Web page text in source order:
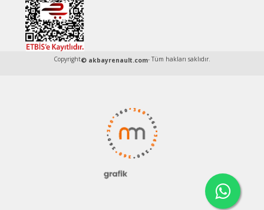
Copyright© akbayrenault.com- Tüm hakları saklıdır.